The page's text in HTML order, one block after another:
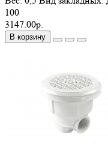
100
3147.00р.
В корзину